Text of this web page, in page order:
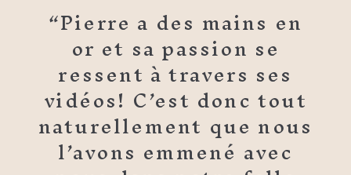
“Pierre a des mains en
or et sa passion se
ressent à travers ses
vidéos! C’est donc tout
naturellement que nous
l’avons emmené avec